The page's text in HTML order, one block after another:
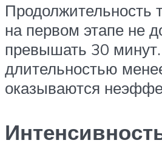
Продолжительность
на первом этапе не
превышать 30
длительностью
оказываются